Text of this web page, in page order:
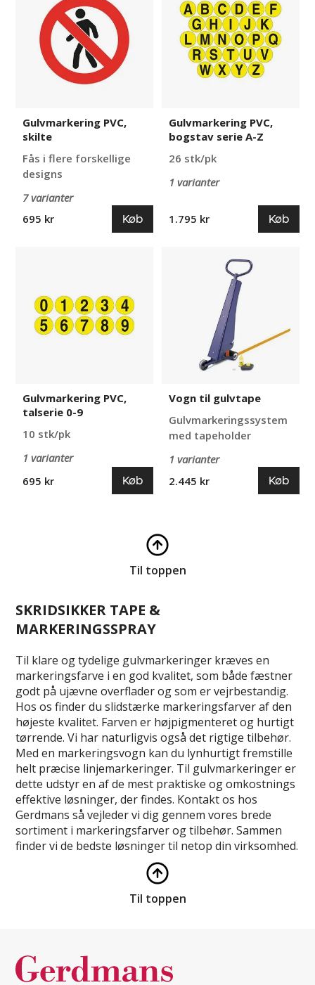
Gulvmarkering PVC,
skilte
Fås i flere forskellige
designs
7 varianter
695 kr
Køb
bogstav
Gulvmarkering PVC,
bogstav serie A-Z
26 stk/pk
1 varianter
1.795 kr Køb
Gulvmarkering PVC,
talserie 0-9
10 stk/pk
1 varianter
695 kr
Køb
Vogn til gulvtape
Gulvmarkeringssystem
med tapeholder
1 varianter
2.445 kr
Køb
Til toppen
SKRIDSIKKER TAPE &
MARKERINGSSPRAY
Til klare og tydelige gulvmarkeringer kræves en
markeringsfarve i en god kvalitet, som både fæstner
godt på ujævne overflader og som er vejrbestandig.
Hos os finder du slidstærke markeringsfarver af den
højeste kvalitet. Farven er højpigmenteret og hurtigt
tørrende. Vi har naturligvis også det rigtige tilbehør.
Med en markeringsvogn kan du lynhurtigt fremstille
helt præcise linjemarkeringer. Til gulvmarkeringer er
dette udstyr en af de mest praktiske og omkostnings
effektive løsninger, der findes. Kontakt os hos
Gerdmans så vejleder vi dig gennem vores brede
sortiment i markeringsfarver og tilbehør. Sammen
finder vi de bedste løsninger til netop din virksomhed.
Til toppen